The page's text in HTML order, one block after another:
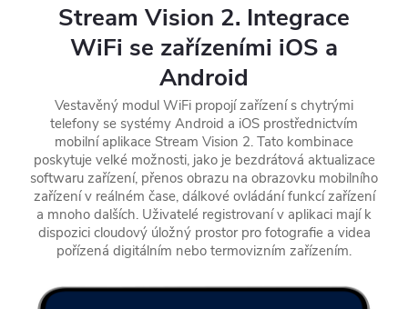
Stream Vision 2. Integrace
WiFi se zařízeními iOS a
Android
Vestavěný modul WiFi propojí zařízení s chytrými
telefony se systémy Android a iOS prostřednictvím
mobilní aplikace Stream Vision 2. Tato kombinace
poskytuje velké možnosti, jako je bezdrátová aktualizace
softwaru zařízení, přenos obrazu na obrazovku mobilního
zařízení v reálném čase, dálkové ovládání funkcí zařízení
a mnoho dalších. Uživatelé registrovaní v aplikaci mají k
dispozici cloudový úložný prostor pro fotografie a videa
pořízená digitálním nebo termovizním zařízením.